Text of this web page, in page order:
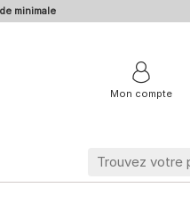
minimale
Mon compte